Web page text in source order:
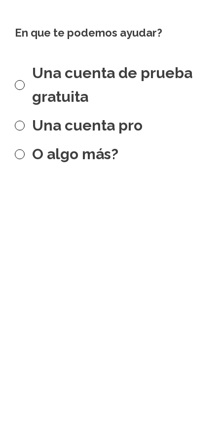
En que te podemos ayudar?
Una cuenta de prueba
gratuita
Una cuenta pro
O algo más?